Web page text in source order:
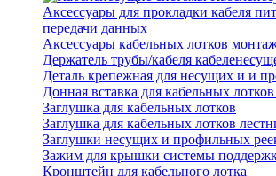
Аксессуары для прокладки кабеля
передачи данных
Аксессуары кабельных лотков
Держатель трубы/кабеля
Деталь крепежная для несущих и и
Донная вставка для кабельных
Заглушка для кабельных лотков
Заглушка для кабельных лотков
Заглушки несущих и профильных
Зажим для крышки системы
Кронштейн для кабельного лотка